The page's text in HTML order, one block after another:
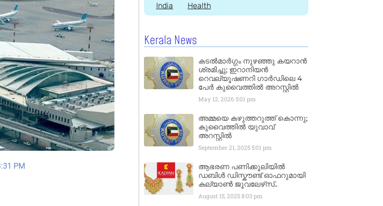
PM
India Health
Kerala News
കടൽമാർഗ്ഗം നുഴഞ്ഞു കയറാൻ
ശ്രമിച്ചു; ഇറാനിയൻ
റെവല്യൂഷണറി ഗാർഡിലെ 4
പേർ കുവൈത്തിൽ അറസ്റ്റിൽ
May 12, 2026 5:01 pm
അമ്മയെ കഴുത്തറുത്ത് കൊന്നു;
കുവൈത്തിൽ യുവാവ്
അറസ്റ്റിൽ
September 21, 20255:01 pm
ആഭരണ പണിക്കൂലിയിൽ
ഡബിൾ ഡിസ്കൗണ്ട് ഓഫറുമായി
കല്യാൺ ജൂവലേഴ്‌സ്..
August 15, 20258:03 pm